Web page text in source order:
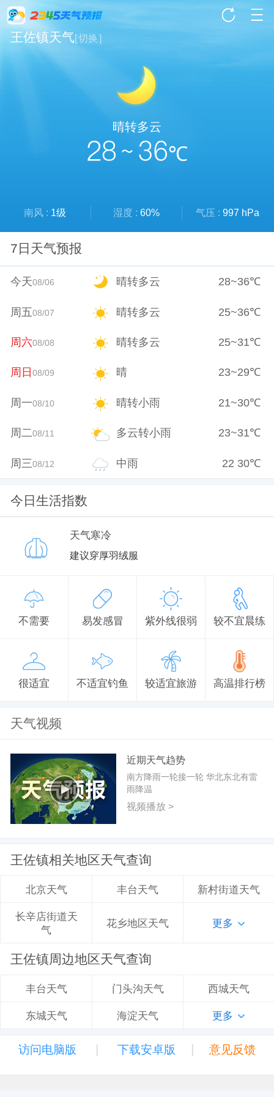
王佐镇天气[切换]
晴转多云
28 ~ 36℃
南风 : 1级 湿度 : 60% 气压 : 997 hPa
7日天气预报
今天08/06 晴转多云 28~36℃
周五08/07 晴转多云 25~36℃
周六08/08 晴转多云 25~31℃
周日08/09 晴 23~29℃
周一08/10 晴转小雨 21~30℃
周二08/11 多云转小雨 23~31℃
周三08/12 中雨 22 30℃
今日生活指数
天气寒冷
建议穿厚羽绒服
不需要 易发感冒 紫外线很弱 较不宜晨练
很适宜 不适宜钓鱼 较适宜旅游 高温排行榜
天气视频
近期天气趋势
南方降雨一轮接一轮 华北东北有雷
雨降温
视频播放 >
王佐镇相关地区天气查询
北京天气 丰台天气 新村街道天气
长辛店街道天
气
花乡地区天气 更多
王佐镇周边地区天气查询
丰台天气 门头沟天气 西城天气
东城天气 海淀天气 更多
访问电脑版 | 下载安卓版 | 意见反馈